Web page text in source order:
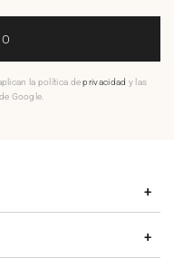
la política deprivacidad y las
Google.